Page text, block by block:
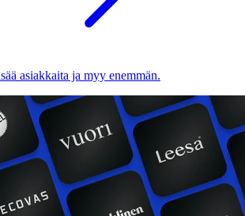
asiakkaita ja myy enemmän.